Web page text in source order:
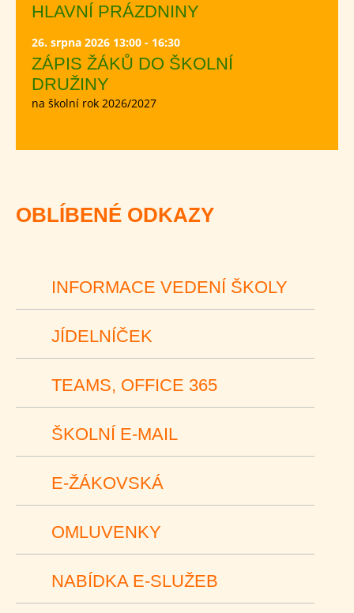
HLAVNÍ PRÁZDNINY
26. srpna 2026 13:00 - 16:30
ZÁPIS ŽÁKŮ DO ŠKOLNÍ
DRUŽINY
na školní rok 2026/2027
OBLÍBENÉ ODKAZY
INFORMACE VEDENÍ ŠKOLY
JÍDELNÍČEK
TEAMS, OFFICE 365
ŠKOLNÍ E-MAIL
E-ŽÁKOVSKÁ
OMLUVENKY
NABÍDKA E-SLUŽEB